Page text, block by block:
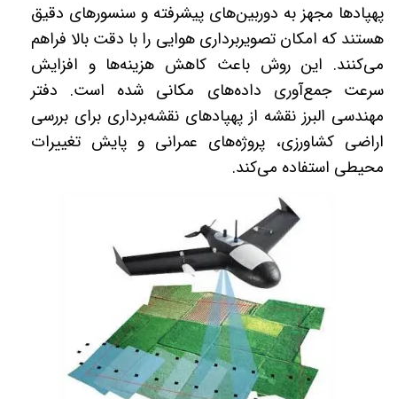
پهپادها مجهز به دوربین‌های پیشرفته و سنسورهای دقیق
هستند که امکان تصویربرداری هوایی را با دقت بالا فراهم
می‌کنند. این روش باعث کاهش هزینه‌ها و افزایش
سرعت جمع‌آوری داده‌های مکانی شده است. دفتر
مهندسی البرز نقشه از پهپادهای نقشه‌برداری برای بررسی
اراضی کشاورزی، پروژه‌های عمرانی و پایش تغییرات
محیطی استفاده می‌کند.